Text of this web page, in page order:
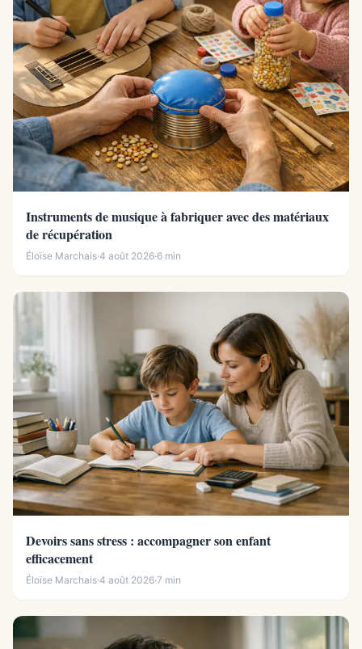
Instruments de musique à fabriquer avec des matériaux
de récupération
Éloïse Marchais·4 août 2026·6 min
Devoirs sans stress : accompagner son enfant
efficacement
Éloïse Marchais·4 août 2026·7 min